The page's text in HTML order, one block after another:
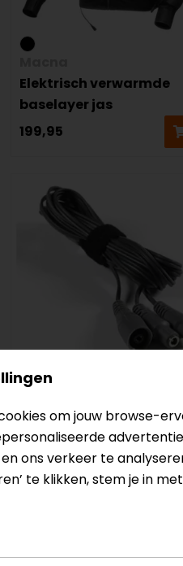
Elektrisch verwarmde
baselayer jas
199,95
E.P.G. Kabel
14,95
om jouw browse-
ons verkeer te
te klikken, stem je in